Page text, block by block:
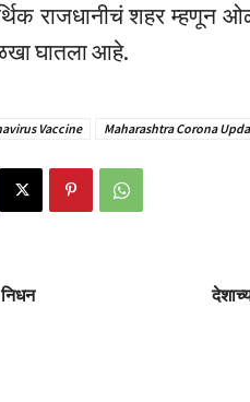
राजधानीचं शहर म्हणून
घातला आहे.
Vaccine Maharashtra Corona